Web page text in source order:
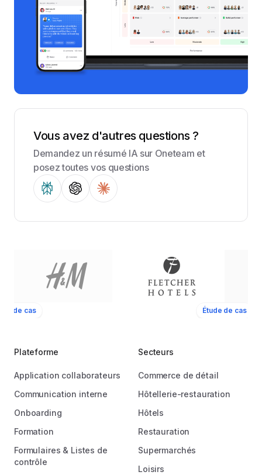
Vous avez d'autres questions ?
Demandez un résumé IA sur Oneteam et
posez toutes vos questions
de cas Étude de cas
Plateforme
Application collaborateurs
Communication interne
Onboarding
Formation
Formulaires & Listes de
contrôle
Secteurs
Commerce de détail
Hôtellerie-restauration
Hôtels
Restauration
Supermarchés
Loisirs